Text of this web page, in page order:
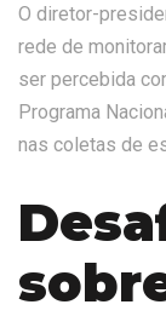
O diretor-
rede de
ser percebida
Programa
nas coletas de